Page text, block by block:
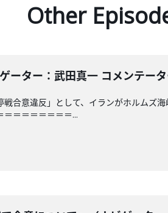
Other
ーター：武田真一 コメンテー
合意違反」として、イランがホルムズ
＝＝＝＝＝＝＝...